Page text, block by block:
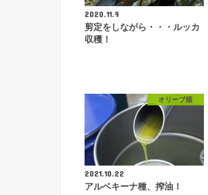
2020.11.9
剪定をしながら・・・ルッカ
収穫！
オリーブ畑
2021.10.22
アルベキーナ種、搾油！